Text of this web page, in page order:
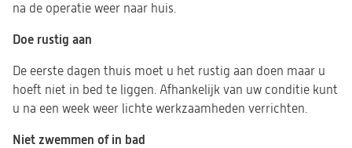
na de operatie weer naar huis.
Doe rustig aan
De eerste dagen thuis moet u het rustig aan doen maar u
hoeft niet in bed te liggen. Afhankelijk van uw conditie kunt
u na een week weer lichte werkzaamheden verrichten.
Niet zwemmen of in bad